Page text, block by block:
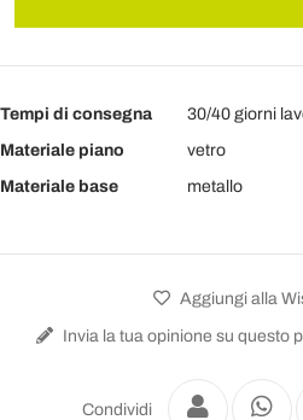
Tempi di consegna
30/40 giorni
Materiale piano
vetro
Materiale base
metallo
Aggiungi alla
Invia la tua opinione su questo
Condividi